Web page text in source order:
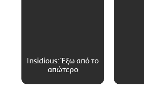
Insidious: Έξω από το
απώτερο